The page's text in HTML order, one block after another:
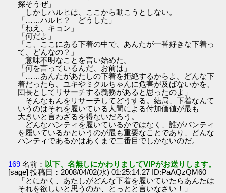
探そうぜ」
しかしハルヒは、ここから動こうとしない。
「……ハルヒ？ どうした」
「ねえ、キョン」
「何だよ」
「こ、ここにある下着の中で、あんたが一番好きな下着っ
て、どんなの？」
意味不明なことを言い始めた。
「何を言っているんだ、お前は」
「……あんたがあたしの下着を拒絶するからよ。どんな下
着だったら、ユキやミクルちゃんに危害が及ばないかを、
団長としてリサーチする義務があると思ったのよ」
そんなもんをリサーチしてどうする。結局、下着なんて
いうのはそれを履いている人間による付加価値が最も
大きいと言わざるを得ないだろう。
どんなパンティを履いているかではなく、誰がパンティ
を履いているかというのが最も重要なことであり、どんな
パンティであるかはあくまで二番目でしかないのだ。
169 名前： 以下、名無しにかわりましてVIPがお送りします。
[sage] 投稿日：2008/04/02(水) 01:25:14.27 ID:PaAQzQM60
「とにかく、あたしがどんな下着を履いていたらあんたは
それを欲しいと思うのか、とっとと言いなさい！」